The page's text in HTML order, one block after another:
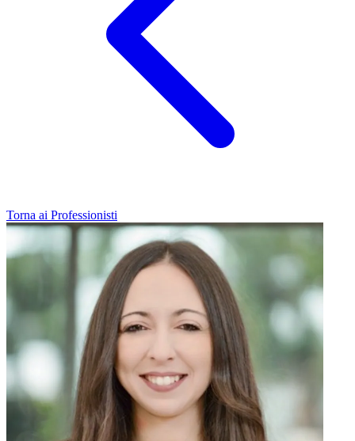
Torna ai Professionisti